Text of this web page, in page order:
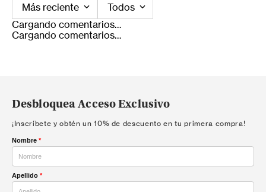
Más reciente
Todos
Cargando comentarios…
Cargando comentarios…
Desbloquea Acceso Exclusivo
¡Inscríbete y obtén un 10% de descuento en tu primera compra!
Nombre *
Apellido *